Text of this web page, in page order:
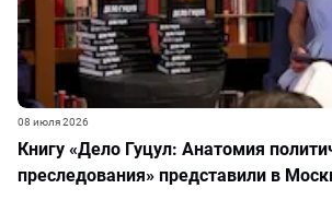
Книгу «Дело Гуцул: Анатомия
преследования» представили в
08 июля 2026